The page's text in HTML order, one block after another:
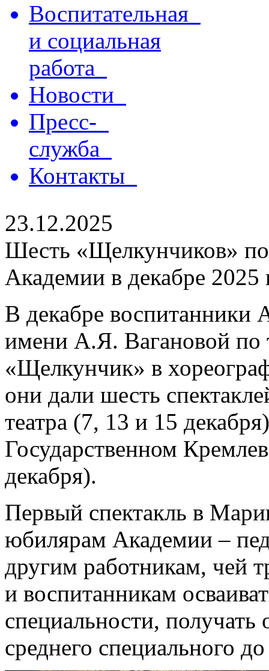
Воспитательная
и социальная
работа
Новости
Пресс-
служба
Контакты
23.12.2025
Шесть «Щелкунчиков»
Академии в декабре 2025
В декабре воспитанники
имени А.Я. Вагановой по
«Щелкунчик» в
они дали шесть
театра (7, 13 и 15
Государственном
декабря).
Первый спектакль в
юбилярам Академии –
другим работникам, чей
и воспитанникам
специальности, получать
среднего специального